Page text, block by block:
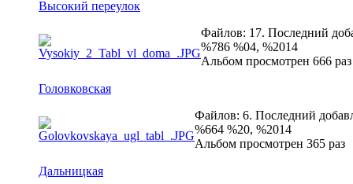
Высокий переулок
Файлов: 17. Последний
%786 %04, %2014
Альбом просмотрен 666 раз
Головковская
Файлов: 6. Последний
%664 %20, %2014
Альбом просмотрен 365 раз
Дальницкая